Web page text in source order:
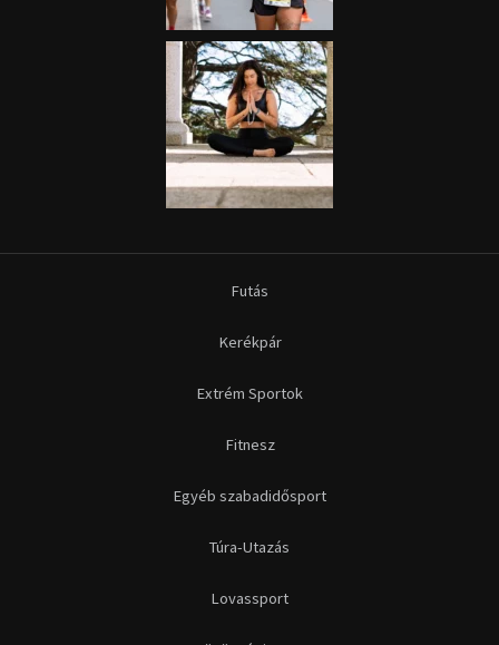
Futás
Kerékpár
Extrém Sportok
Fitnesz
Egyéb szabadidősport
Túra-Utazás
Lovassport